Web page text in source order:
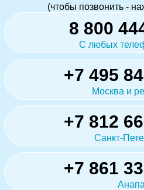
(чтобы позвонить -
8 800
С любых
+7 495
Москва и
+7 812
Санкт-
+7 861
Анапа